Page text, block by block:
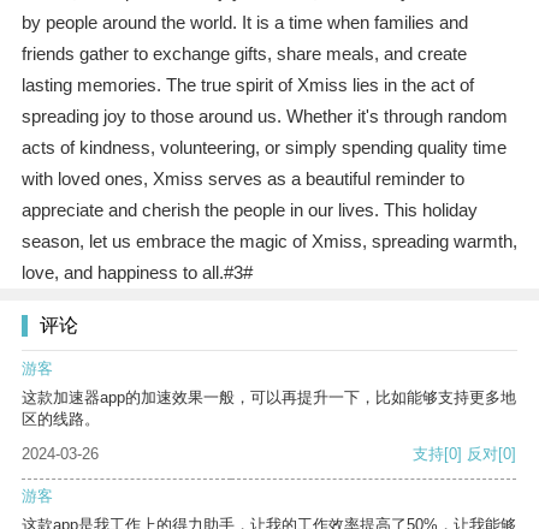
by people around the world. It is a time when families and
friends gather to exchange gifts, share meals, and create
lasting memories. The true spirit of Xmiss lies in the act of
spreading joy to those around us. Whether it's through random
acts of kindness, volunteering, or simply spending quality time
with loved ones, Xmiss serves as a beautiful reminder to
appreciate and cherish the people in our lives. This holiday
season, let us embrace the magic of Xmiss, spreading warmth,
love, and happiness to all.#3#
评论
游客
这款加速器app的加速效果一般，可以再提升一下，比如能够支持更多地
区的线路。
2024-03-26
支持[0] 反对[0]
游客
这款app是我工作上的得力助手，让我的工作效率提高了50%，让我能够